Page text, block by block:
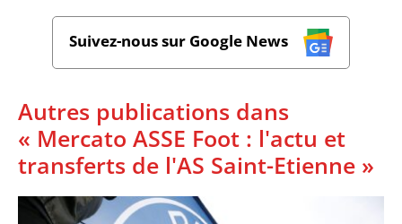
Suivez-nous sur Google News
Autres publications dans
« Mercato ASSE Foot : l'actu et
transferts de l'AS Saint-Etienne »